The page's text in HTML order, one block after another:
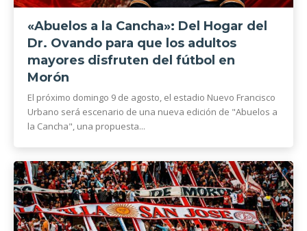
«Abuelos a la Cancha»: Del Hogar del
Dr. Ovando para que los adultos
mayores disfruten del fútbol en
Morón
El próximo domingo 9 de agosto, el estadio Nuevo Francisco
Urbano será escenario de una nueva edición de "Abuelos a
la Cancha", una propuesta...